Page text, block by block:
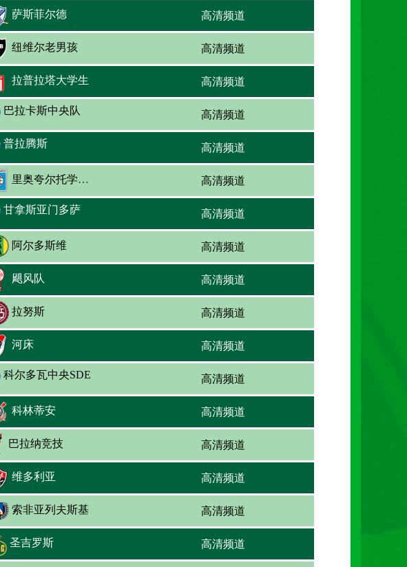
萨斯菲尔德 高清频道
纽维尔老男孩 高清频道
拉普拉塔大学生 高清频道
巴拉卡斯中央队 高清频道
普拉腾斯 高清频道
里奥夸尔托学生队 高清频道
甘拿斯亚门多萨 高清频道
阿尔多斯维 高清频道
飓风队 高清频道
拉努斯 高清频道
河床 高清频道
科尔多瓦中央SDE 高清频道
科林蒂安 高清频道
巴拉纳竞技 高清频道
维多利亚 高清频道
索非亚列夫斯基 高清频道
圣吉罗斯 高清频道